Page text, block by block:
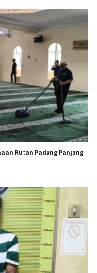
Rutan Padang Panjang